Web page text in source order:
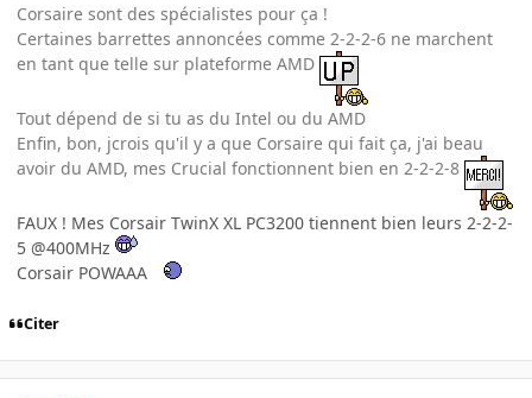
Corsaire sont des spécialistes pour ça !
Certaines barrettes annoncées comme 2-2-2-6 ne marchent
en tant que telle sur plateforme AMD
Tout dépend de si tu as du Intel ou du AMD
Enfin, bon, jcrois qu'il y a que Corsaire qui fait ça, j'ai beau
avoir du AMD, mes Crucial fonctionnent bien en 2-2-2-8
FAUX ! Mes Corsair TwinX XL PC3200 tiennent bien leurs 2-2-2-
5 @400MHz
Corsair POWAAA
Citer